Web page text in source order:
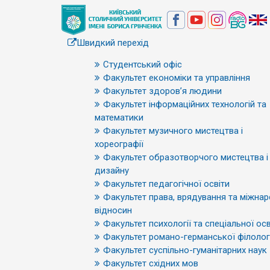
Швидкий перехід
Студентський офіс
Факультет економіки та управління
Факультет здоров’я людини
Факультет інформаційних технологій та
математики
Факультет музичного мистецтва і
хореографії
Факультет образотворчого мистецтва і
дизайну
Факультет педагогічної освіти
Факультет права, врядування та
відносин
Факультет психології та спеціальної
Факультет романо-германської
Факультет суспільно-гуманітарних наук
Факультет східних мов